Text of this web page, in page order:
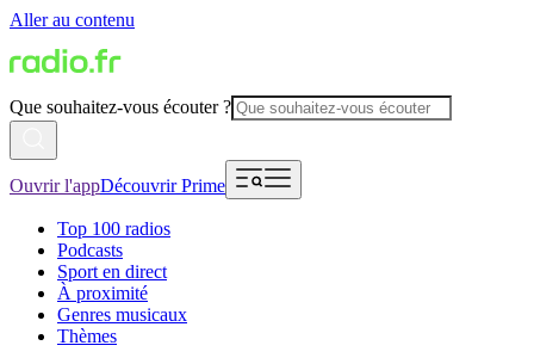
Aller au contenu
Que souhaitez-vous écouter ?
Ouvrir l'appDécouvrir Prime
Top 100 radios
Podcasts
Sport en direct
À proximité
Genres musicaux
Thèmes